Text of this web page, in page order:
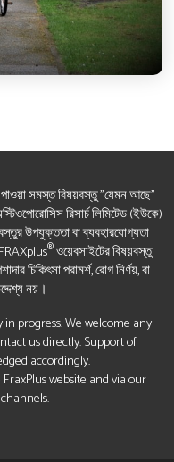
সমস্ত বিষয়বস্তু "যেমন আছে"
রিসার্চ লিমিটেড (ইউকে)
উপযুক্ততা বা ব্যবহারযোগ্যতা
®ওয়েবসাইটের বিষয়বস্তু
চিকিৎসা পরামর্শ, রোগ নির্ণয়, বা
নয়।
progress. We welcome any
us directly. Support of
accordingly.
website and via our